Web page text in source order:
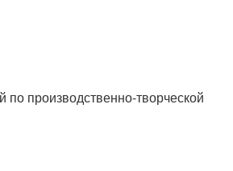
производственно-творческой